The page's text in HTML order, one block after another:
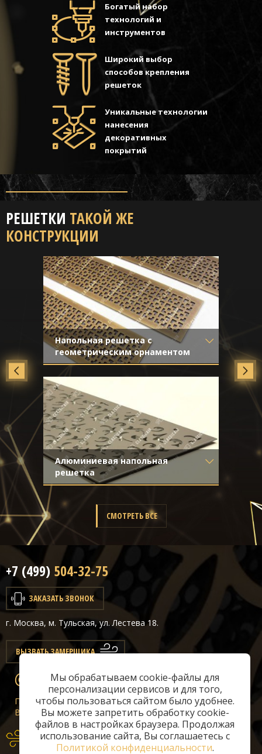
Мы обрабатываем cookie-файлы для
персонализации сервисов и для того,
чтобы пользоваться сайтом было удобнее.
Вы можете запретить обработку cookie-
файлов в настройках браузера. Продолжая
использование сайта, Вы соглашаетесь с
Политикой конфиденциальности.
Богатый набор
технологий и
инструментов
Широкий выбор
способов крепления
решеток
Уникальные технологии
нанесения
декоративных
покрытий
РЕШЕТКИ ТАКОЙ ЖЕ
КОНСТРУКЦИИ
Напольная решетка с
геометрическим орнаментом
Материал- Латунь
Отделка- Старение с эффектом
затёртости
Алюминиевая напольная
решетка
Материал- Алюминий
СМОТРЕТЬ ВСЕ
+7 (499) 504-32-75
ЗАКАЗАТЬ ЗВОНОК
г. Москва, м. Тульская, ул. Лестева 18.
ВЫЗВАТЬ ЗАМЕРЩИКА
info@classicair.ru
Пн-Сб:10 — 20
Вс:
10 — 19